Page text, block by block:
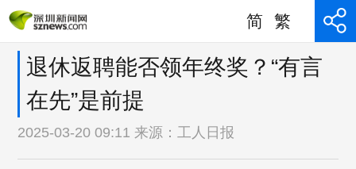
简 繁
退休返聘能否领年终奖？“有言
在先”是前提
2025-03-20 09:11 来源： 工人日报